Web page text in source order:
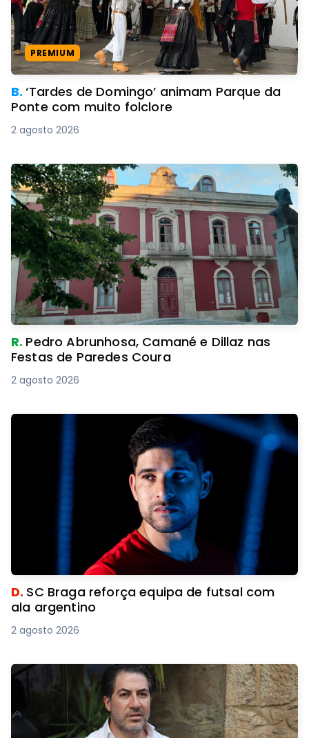
PREMIUM
B.‘Tardes de Domingo’ animam Parque da
Ponte com muito folclore
2 agosto 2026
R. Pedro Abrunhosa, Camané e Dillaz nas
Festas de Paredes Coura
2 agosto 2026
D. SC Braga reforça equipa de futsal com
ala argentino
2 agosto 2026